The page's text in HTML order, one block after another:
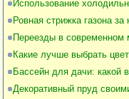
Использование
Ровная стрижка газона за
Переезды в современном
Какие лучше выбрать
Бассейн для дачи: какой
Декоративный пруд